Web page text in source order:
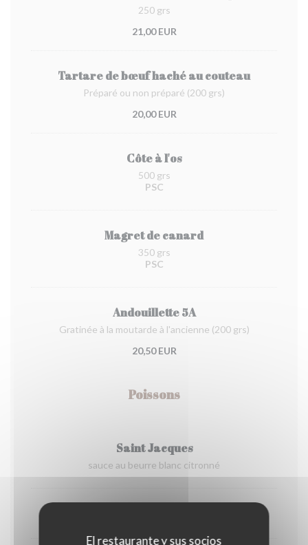
El restaurante y sus socios
250 grs
21,00 EUR
Tartare de bœuf haché au couteau
Préparé ou non préparé (200 grs)
20,00 EUR
Côte à l'os
500 grs
PSC
Magret de canard
350 grs
PSC
Andouillette 5A
Gratinée à la moutarde à l'ancienne (200 grs)
20,50 EUR
Poissons
Saint Jacques
sauce au beurre blanc citronné